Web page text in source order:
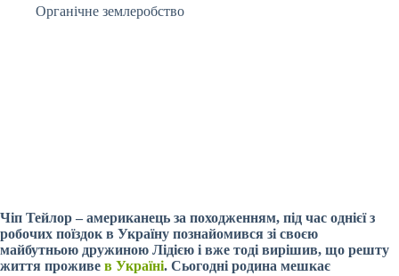
Органічне землеробство
Чіп Тейлор – американець за походженням, під час однієї з
робочих поїздок в Україну познайомився зі своєю
майбутньою дружиною Лідією і вже тоді вирішив, що решту
життя проживе в Україні. Сьогодні родина мешкає